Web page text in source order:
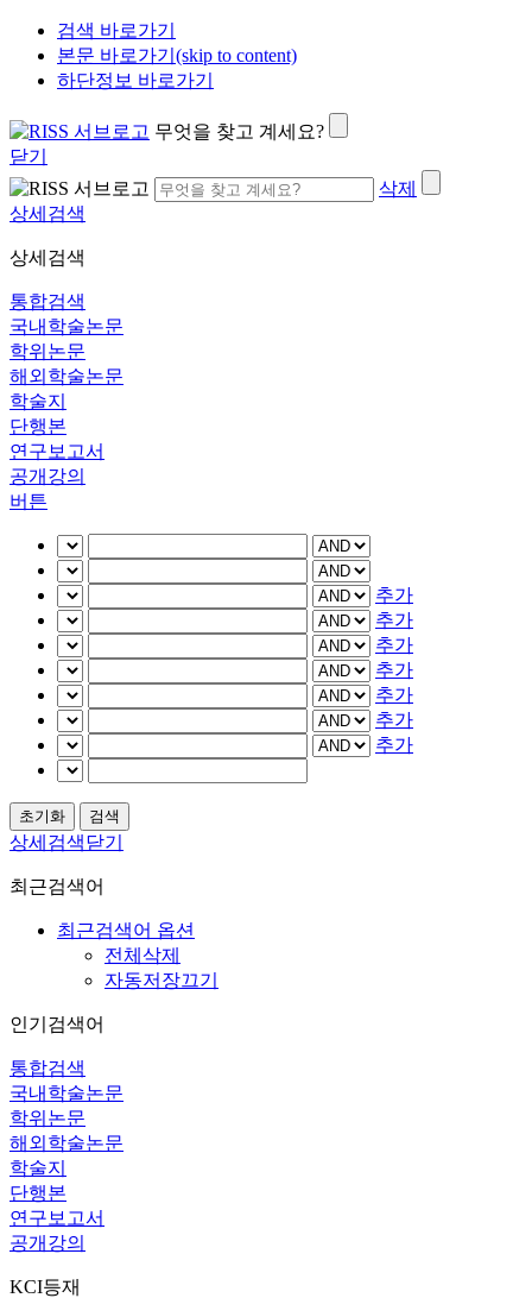
검색 바로가기
본문 바로가기(skip to content)
하단정보 바로가기
무엇을 찾고 계세요?
닫기
삭제
상세검색
상세검색
통합검색
국내학술논문
학위논문
해외학술논문
학술지
단행본
연구보고서
공개강의
버튼
추가
추가
추가
추가
추가
추가
추가
상세검색닫기
최근검색어
최근검색어 옵션
전체삭제
자동저장끄기
인기검색어
통합검색
국내학술논문
학위논문
해외학술논문
학술지
단행본
연구보고서
공개강의
KCI등재